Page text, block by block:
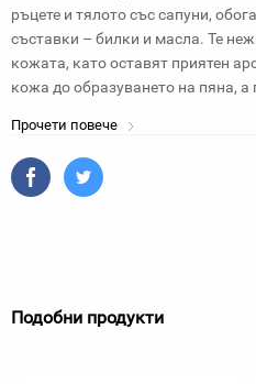
ръцете и тялото със сапуни,
съставки – билки и масла. Те
кожата, като оставят приятен
кожа до образуването на пяна, а
Прочети повече
Подобни продукти